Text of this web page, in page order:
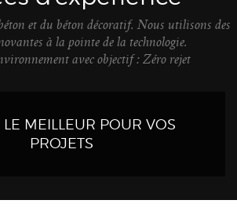
et du béton décoratif. Nous utilisons des
à la pointe de la technologie.
avec objectif : Zéro rejet
LE MEILLEUR POUR VOS
PROJETS